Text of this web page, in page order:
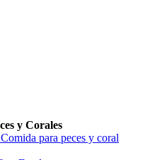
y Corales
para peces y coral